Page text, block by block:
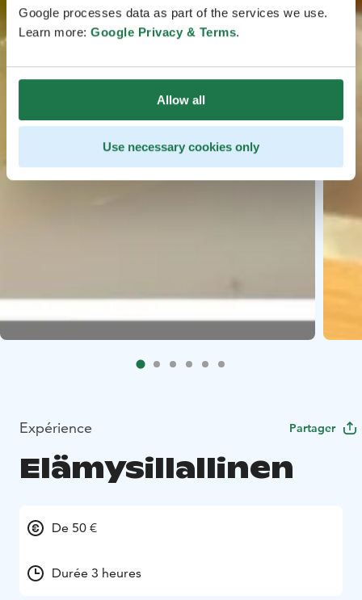
Google processes data as part of the services we use.
Learn more: Google Privacy & Terms.
Allow all
Use necessary cookies only
Expérience Partager
Elämysillallinen
De 50 €
Durée 3 heures